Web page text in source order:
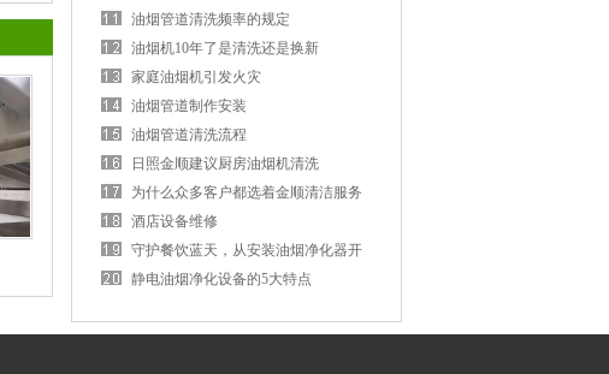
2026年新年快乐
油烟管道清洗频率的规定
油烟机10年了是清洗还是换新
家庭油烟机引发火灾
油烟管道制作安装
油烟管道清洗流程
日照金顺建议厨房油烟机清洗
为什么众多客户都选着金顺清洁服务
酒店设备维修
守护餐饮蓝天，从安装油烟净化器开
始
静电油烟净化设备的5大特点